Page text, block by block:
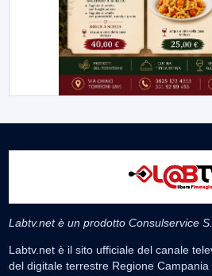
Labtv.net è un prodotto Consulservice
Labtv.net è il sito ufficiale del canale
del digitale terrestre Regione Campania